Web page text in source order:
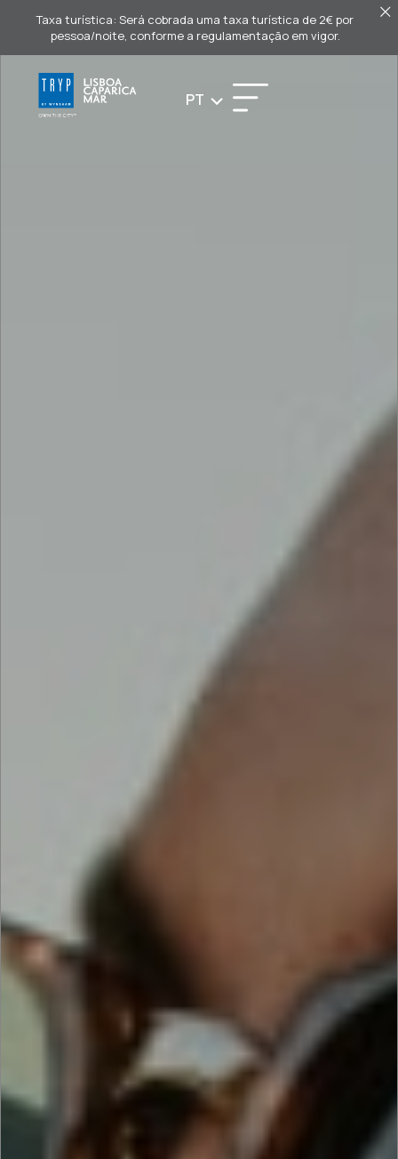
Taxa turística: Será cobrada uma taxa turística de 2€ por
pessoa/noite, conforme a regulamentação em vigor.
PT